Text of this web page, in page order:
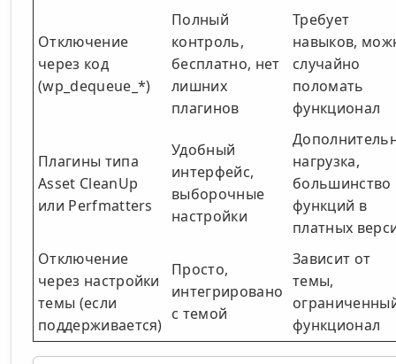
Отключение
через код
(wp_dequeue_*)
Полный
контроль,
бесплатно, нет
лишних
плагинов
Требует
навыков,
случайно
поломать
функционал
Плагины типа
Asset CleanUp
или Perfmatters
Удобный
интерфейс,
выборочные
настройки
нагрузка,
большинство
функций в
платных
Отключение
через настройки
темы (если
поддерживается)
Просто,
интегрировано
с темой
Зависит от
темы,
функционал